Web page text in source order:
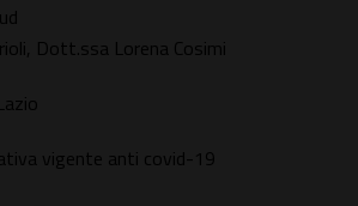
Dott.ssa Lorena Cosimi
vigente anti covid-19